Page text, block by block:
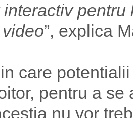
”, explica
care
pentru a
nu vor